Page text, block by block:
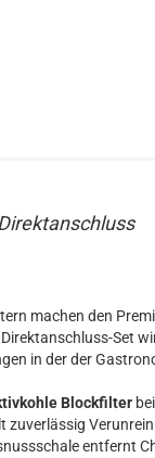
machen den
Set
in der der
Blockfilter
zuverlässig
entfernt